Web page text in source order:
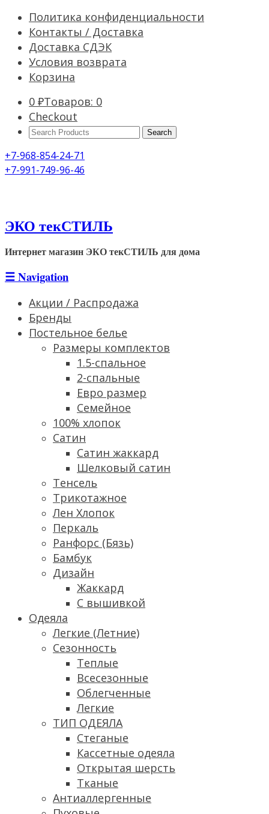
Политика конфиденциальности
Контакты / Доставка
Доставка СДЭК
Условия возврата
Корзина
0 ₽Товаров: 0
Checkout
Search
+7-968-854-24-71
+7-991-749-96-46
ЭКО текСТИЛЬ
Интернет магазин ЭКО текСТИЛЬ для дома
☰Navigation
Акции / Распродажа
Бренды
Постельное белье
Размеры комплектов
1.5-спальное
2-спальные
Евро размер
Семейное
100% хлопок
Сатин
Cатин жаккард
Шелковый сатин
Тенсель
Трикотажное
Лен Хлопок
Перкаль
Ранфорс (Бязь)
Бамбук
Дизайн
Жаккард
С вышивкой
Одеяла
Легкие (Летние)
Сезонность
Теплые
Всесезонные
Облегченные
Легкие
ТИП ОДЕЯЛА
Стеганые
Кассетные одеяла
Открытая шерсть
Тканые
Антиаллергенные